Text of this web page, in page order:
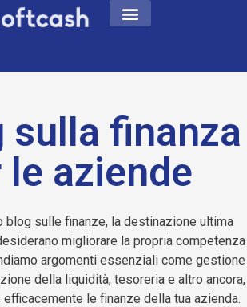
sulla finanza
le aziende
blog sulle finanze, la destinazione ultima
migliorare la propria competenza
argomenti essenziali come gestione
della liquidità, tesoreria e altro ancora,
le finanze della tua azienda.